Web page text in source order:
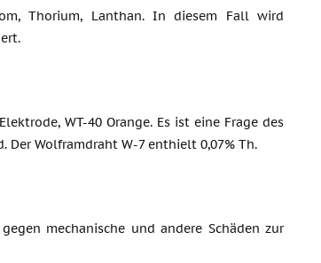
Thorium, Lanthan. In diesem Fall wird
WT-40 Orange. Es ist eine Frage des
Der Wolframdraht W-7 enthielt 0,07% Th.
mechanische und andere Schäden zur